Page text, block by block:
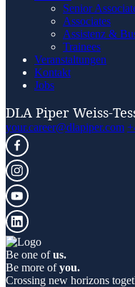
Senior
Associates
Assistenz &
Trainees
Veranstaltungen
Kontakt
Jobs
DLA Piper Weiss-
your.career@dlapiper.com
Be one ofus.
Be more ofyou.
Crossing new horizons